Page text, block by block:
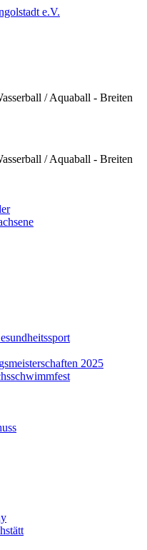
/ Aquaball - Breiten
/ Aquaball - Breiten
2025